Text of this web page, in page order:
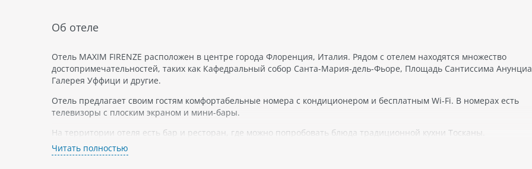
Об отеле
Отель MAXIM FIRENZE расположен в центре города Флоренция, Италия. Рядом с отелем находятся множество
достопримечательностей, таких как Кафедральный собор Санта-Мария-дель-Фьоре, Площадь Сантиссима
Галерея Уффици и другие.
Отель предлагает своим гостям комфортабельные номера с кондиционером и бесплатным Wi-Fi. В номерах есть
телевизоры с плоским экраном и мини-бары.
На территории отеля есть бар и ресторан, где можно попробовать блюда традиционной кухни Тосканы.
В целом, отель MAXIM FIRENZE является хорошим выбором для гостей, желающих остановиться в центре
Читать полностью